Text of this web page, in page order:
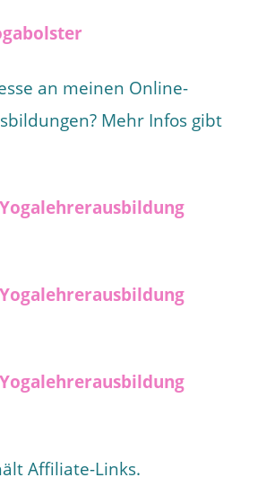
an meinen Online-
Mehr Infos gibt
Affiliate-Links.